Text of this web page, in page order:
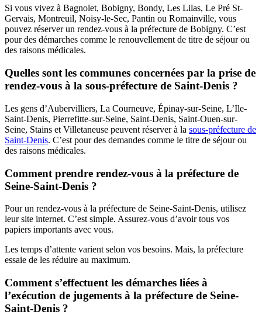
Si vous vivez à Bagnolet, Bobigny, Bondy, Les Lilas, Le Pré St-
Gervais, Montreuil, Noisy-le-Sec, Pantin ou Romainville, vous
pouvez réserver un rendez-vous à la préfecture de Bobigny. C’est
pour des démarches comme le renouvellement de titre de séjour ou
des raisons médicales.
Quelles sont les communes concernées par la prise de
rendez-vous à la sous-préfecture de Saint-Denis ?
Les gens d’Aubervilliers, La Courneuve, Épinay-sur-Seine, L’Ile-
Saint-Denis, Pierrefitte-sur-Seine, Saint-Denis, Saint-Ouen-sur-
Seine, Stains et Villetaneuse peuvent réserver à la sous-préfecture de
Saint-Denis. C’est pour des demandes comme le titre de séjour ou
des raisons médicales.
Comment prendre rendez-vous à la préfecture de
Seine-Saint-Denis ?
Pour un rendez-vous à la préfecture de Seine-Saint-Denis, utilisez
leur site internet. C’est simple. Assurez-vous d’avoir tous vos
papiers importants avec vous.
Les temps d’attente varient selon vos besoins. Mais, la préfecture
essaie de les réduire au maximum.
Comment s’effectuent les démarches liées à
l’exécution de jugements à la préfecture de Seine-
Saint-Denis ?